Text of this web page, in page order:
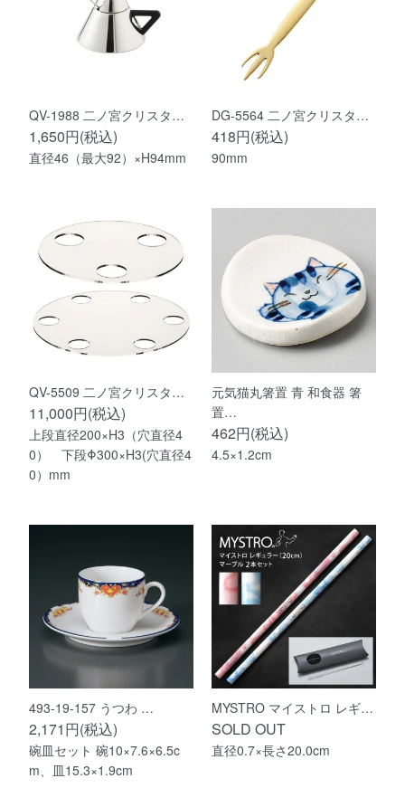
QV-1988 二ノ宮クリスタ…
1,650円(税込)
直径46（最大92）×H94mm
DG-5564 二ノ宮クリスタ…
418円(税込)
90mm
QV-5509 二ノ宮クリスタ…
11,000円(税込)
上段直径200×H3（穴直径4
0） 下段Φ300×H3(穴直径4
0）mm
元気猫丸箸置 青 和食器 箸
置…
462円(税込)
4.5×1.2cm
493-19-157 うつわ …
2,171円(税込)
碗皿セット 碗10×7.6×6.5c
m、皿15.3×1.9cm
MYSTRO マイストロ レギ…
SOLD OUT
直径0.7×長さ20.0cm